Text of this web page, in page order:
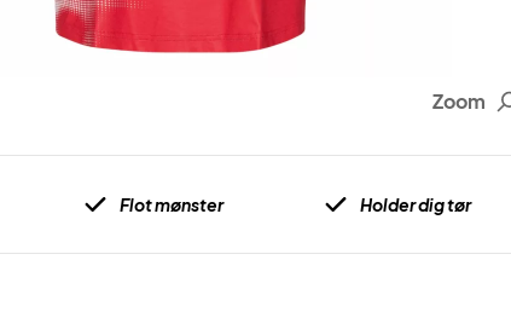
Zoom
Flot mønster Holder dig tør